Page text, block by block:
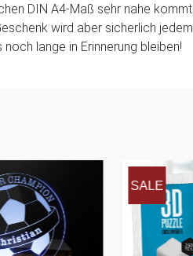
DIN A4-Maß sehr nahe
wird aber sicherlich
lange in Erinnerung bleiben!
SALE